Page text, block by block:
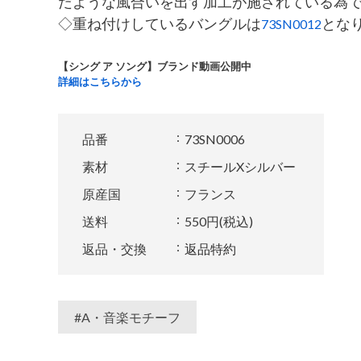
◇重ね付けしているバングルは73SN0012 とな
【シング ア ソング】ブランド動画公開中
詳細はこちらから
品番
73SN0006
素材
スチールXシルバー
原産国
フランス
送料
550円(税込)
返品・交換
返品特約
#A・音楽モチーフ